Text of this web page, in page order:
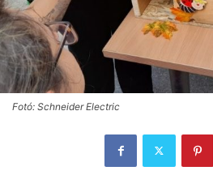
Fotó: Schneider Electric